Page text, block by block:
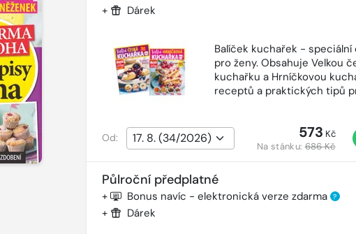
+ Dárek
Balíček kuchařek - speciální
pro ženy. Obsahuje Velkou
kuchařku a Hrníčkovou
receptů a praktických tipů
Od: 573 Kč
Na stánku:686 Kč
Půlroční předplatné
+ Bonus navíc - elektronická verze zdarma ?
+ Dárek